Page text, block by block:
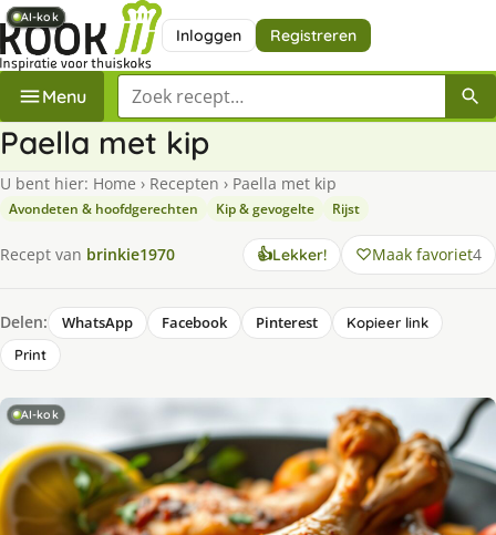
Inloggen Registreren
Menu Zoek een recept
Pa­el­la met kip
U bent hier: Home › Recepten › Pa­el­la met kip
Avondeten & hoofdgerechten Kip & gevogelte Rijst
Recept van brinkie1970 👍Lekker! Maak favoriet4
Delen: WhatsApp Facebook Pinterest
Kopieer link
Print
AI-kok
AI-kok
AI-kok
AI-kok
AI-kok
AI-kok